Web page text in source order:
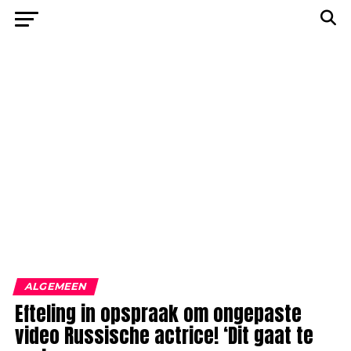
ALGEMEEN
Efteling in opspraak om ongepaste
video Russische actrice! ‘Dit gaat te